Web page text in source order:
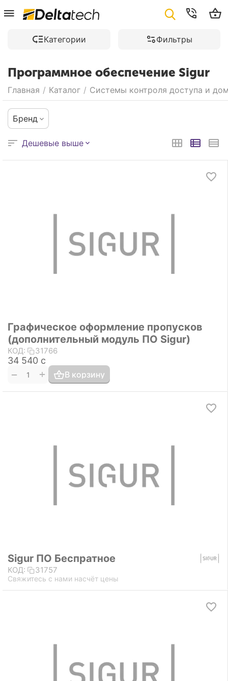
Категории Фильтры
Программное обеспечение Sigur
Главная / Каталог / Системы контроля доступа и
Бренд
Дешевые выше
Графическое оформление пропусков
(дополнительный модуль ПО Sigur)
КОД: 31766
34 540 с
+
− В корзину
Sigur ПО Беспратное
КОД: 31757
Свяжитесь с нами насчёт цены